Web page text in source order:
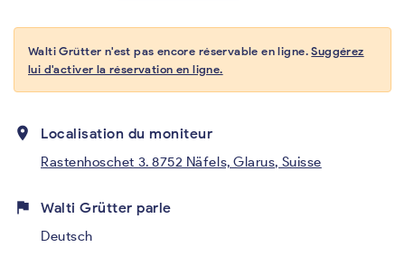
Walti Grütter n'est pas encore réservable en ligne.Suggérez
lui d'activer la réservation en ligne.
place Localisation du moniteur
Rastenhoschet 3. 8752 Näfels, Glarus, Suisse
flag Walti Grütter parle
Deutsch